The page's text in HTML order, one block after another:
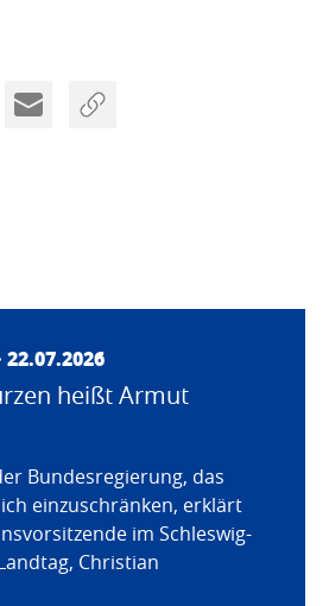
heißt Armut
Bundesregierung, das
einzuschränken, erklärt
im Schleswig-
Christian